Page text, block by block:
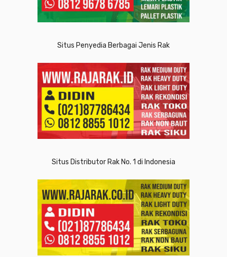
Situs Penyedia Berbagai Jenis Rak
Situs Distributor Rak No. 1 di Indonesia